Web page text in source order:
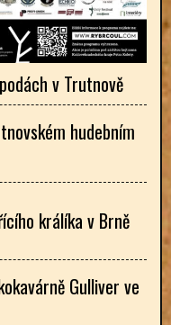
v Trutnově
hudebním
králíka v Brně
Gulliver ve